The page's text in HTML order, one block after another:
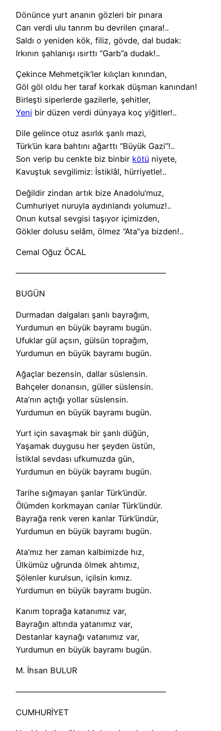
Dönünce yurt ananın gözleri bir pınara
Can verdi ulu tanrım bu devrilen çınara!..
Saldı o yeniden kök, filiz, gövde, dal budak:
Irkının şahlanışı ısırttı “Garb”a dudak!..
Çekince Mehmetçik’ler kılıçları kınından,
Göl göl oldu her taraf korkak düşman kanından!
Birleşti siperlerde gazilerle, şehitler,
Yeni bir düzen verdi dünyaya koç yiğitler!..
Dile gelince otuz asırlık şanlı mazi,
Türk’ün kara bahtını ağarttı “Büyük Gazi”!..
Son verip bu cenkte biz binbir kötü niyete,
Kavuştuk sevgilimiz: İstiklâl, hürriyetle!..
Değildir zindan artık bize Anadolu’muz,
Cumhuriyet nuruyla aydınlandı yolumuz!..
Onun kutsal sevgisi taşıyor içimizden,
Gökler dolusu selâm, ölmez “Ata”ya bizden!..
Cemal Oğuz ÖCAL
———————————————————
BUGÜN
Durmadan dalgaları şanlı bayrağım,
Yurdumun en büyük bayramı bugün.
Ufuklar gül açsın, gülsün toprağım,
Yurdumun en büyük bayramı bugün.
Ağaçlar bezensin, dallar süslensin.
Bahçeler donansın, güller süslensin.
Ata’nın açtığı yollar süslensin.
Yurdumun en büyük bayramı bugün.
Yurt için savaşmak bir şanlı düğün,
Yaşamak duygusu her şeyden üstün,
İstiklal sevdası ufkumuzda gün,
Yurdumun en büyük bayramı bugün.
Tarihe sığmayan şanlar Türk’ündür.
Ölümden korkmayan canlar Türk’ündür.
Bayrağa renk veren kanlar Türk’ündür,
Yurdumun en büyük bayramı bugün.
Ata’mız her zaman kalbimizde hız,
Ülkümüz uğrunda ölmek ahtımız,
Şölenler kurulsun, içilsin kımız.
Yurdumun en büyük bayramı bugün.
Kanım toprağa katanımız var,
Bayrağın altında yatanımız var,
Destanlar kaynağı vatanımız var,
Yurdumun en büyük bayramı bugün.
M. İhsan BULUR
———————————————————
CUMHURİYET